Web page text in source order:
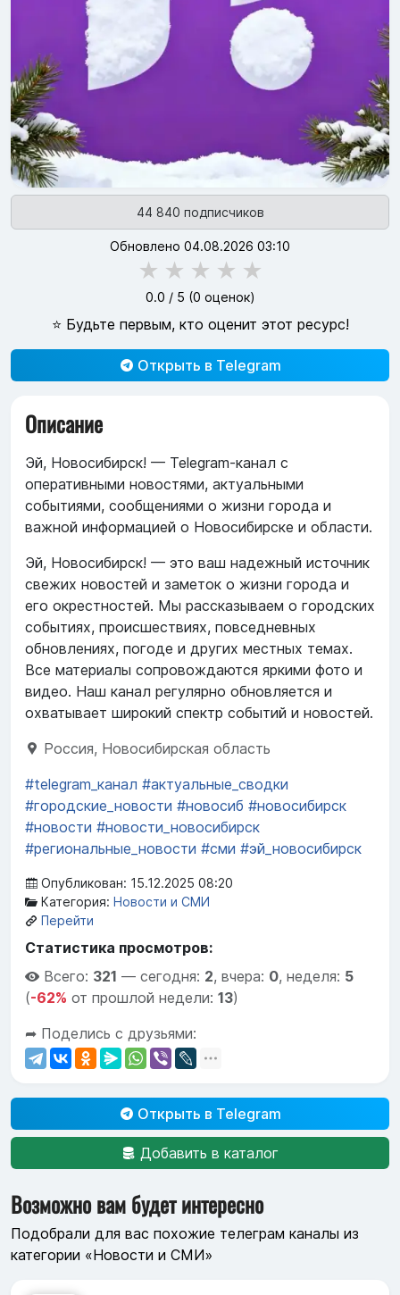
44 840 подписчиков
Обновлено 04.08.2026 03:10
★ ★ ★ ★ ★
0.0 / 5 (0 оценок)
⭐ Будьте первым, кто оценит этот ресурс!
Открыть в Telegram
Описание
Эй, Новосибирск! — Telegram-канал с
оперативными новостями, актуальными
событиями, сообщениями о жизни города и
важной информацией о Новосибирске и области.
Эй, Новосибирск! — это ваш надежный источник
свежих новостей и заметок о жизни города и
его окрестностей. Мы рассказываем о городских
событиях, происшествиях, повседневных
обновлениях, погоде и других местных темах.
Все материалы сопровождаются яркими фото и
видео. Наш канал регулярно обновляется и
охватывает широкий спектр событий и новостей.
Россия, Новосибирская область
#telegram_канал #актуальные_сводки
#городские_новости #новосиб #новосибирск
#новости #новости_новосибирск
#региональные_новости #сми #эй_новосибирск
Опубликован: 15.12.2025 08:20
Категория: Новости и СМИ
Перейти
Статистика просмотров:
Всего: 321 — сегодня: 2, вчера: 0, неделя: 5
(-62% от прошлой недели: 13)
➦ Поделись с друзьями:
Открыть в Telegram
Добавить в каталог
Возможно вам будет интересно
Подобрали для вас похожие телеграм каналы из
категории «Новости и СМИ»